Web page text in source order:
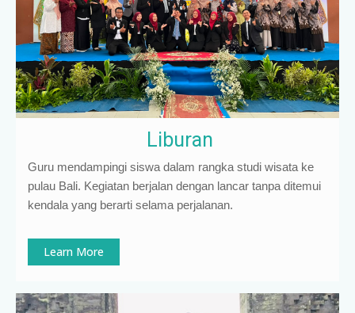
Liburan
Guru mendampingi siswa dalam rangka studi wisata ke
pulau Bali. Kegiatan berjalan dengan lancar tanpa ditemui
kendala yang berarti selama perjalanan.
Learn More